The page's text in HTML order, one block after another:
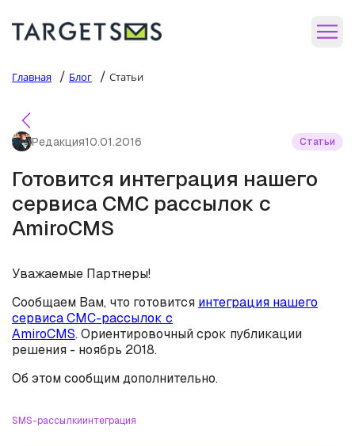
Главная / Блог / Статьи
Редакция10.01.2016 Статьи
Готовится интеграция нашего
сервиса СМС рассылок с
AmiroCMS
Уважаемые Партнеры!
Сообщаем Вам, что готовится интеграция нашего
сервиса СМС-рассылок с
AmiroCMS. Ориентировочный срок публикации
решения - ноябрь 2018.
Об этом сообщим дополнительно.
SMS-рассылкиинтеграция